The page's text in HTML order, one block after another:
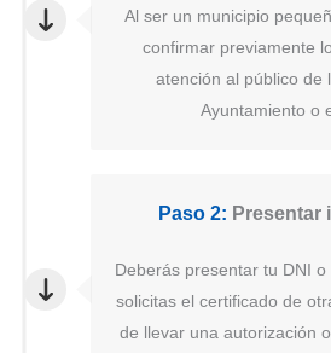
Al ser un municipio
confirmar previamente
atención al público de
Ayuntamiento o
Paso 2: Presentar
Deberás presentar tu DNI
solicitas el certificado de
de llevar una autorización